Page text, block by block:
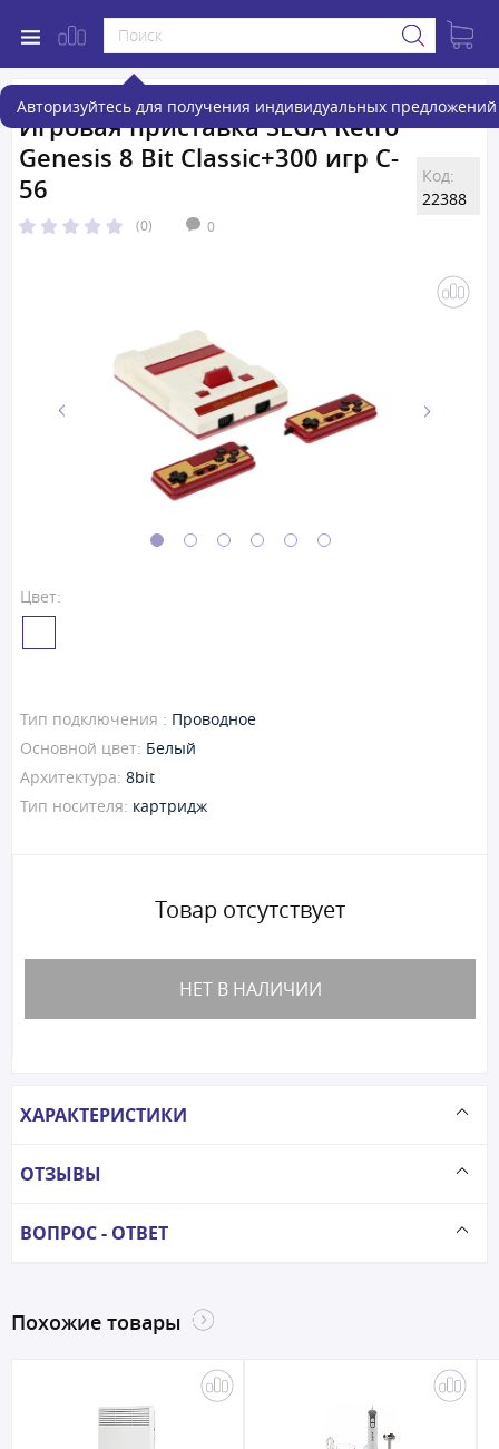
Авторизуйтесь для получения индивидуальных предложений
Игровая приставка SEGA Retro
Genesis 8 Bit Classic+300 игр C-
56
(0) 0
Код:
22388
Цвет:
Тип подключения : Проводное
Основной цвет: Белый
Архитектура: 8bit
Тип носителя: картридж
Товар отсутствует
НЕТ В НАЛИЧИИ
ХАРАКТЕРИСТИКИ
ОТЗЫВЫ
ВОПРОС - ОТВЕТ
Похожие товары